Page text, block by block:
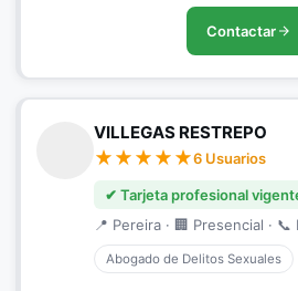
Contactar
VILLEGAS RESTREPO
6 Usuarios
✔ Tarjeta profesional
📍 Pereira · 🏢 Presencial ·
Abogado de Delitos Sexuales